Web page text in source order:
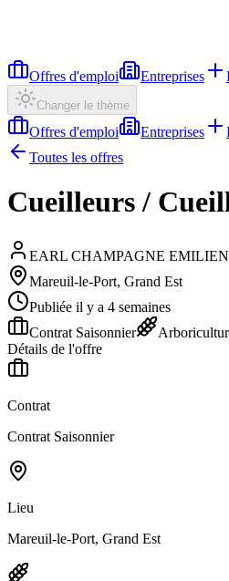
Offres d'emploi Entreprises
Changer le thème
Offres d'emploi Entreprises
Toutes les offres
Cueilleurs /
EARL CHAMPAGNE EMILIEN
Mareuil-le-Port, Grand Est
Publiée il y a 4 semaines
Contrat Saisonnier
Détails de l'offre
Contrat
Contrat Saisonnier
Lieu
Mareuil-le-Port, Grand Est